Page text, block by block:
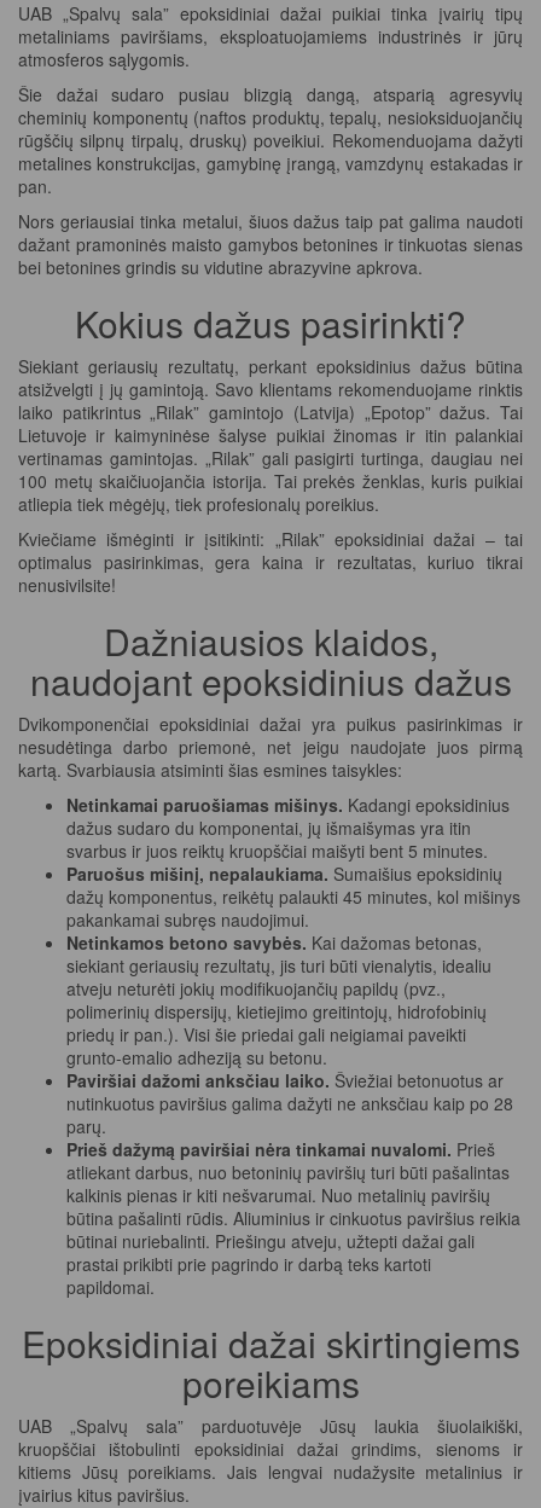
UAB „Spalvų sala” epoksidiniai dažai puikiai tinka įvairių tipų
metaliniams paviršiams, eksploatuojamiems industrinės ir jūrų
atmosferos sąlygomis.
Šie dažai sudaro pusiau blizgią dangą, atsparią agresyvių
cheminių komponentų (naftos produktų, tepalų, nesioksiduojančių
rūgščių silpnų tirpalų, druskų) poveikiui. Rekomenduojama dažyti
metalines konstrukcijas, gamybinę įrangą, vamzdynų estakadas ir
pan.
Nors geriausiai tinka metalui, šiuos dažus taip pat galima naudoti
dažant pramoninės maisto gamybos betonines ir tinkuotas sienas
bei betonines grindis su vidutine abrazyvine apkrova.
Kokius dažus pasirinkti?
Siekiant geriausių rezultatų, perkant epoksidinius dažus būtina
atsižvelgti į jų gamintoją. Savo klientams rekomenduojame rinktis
laiko patikrintus „Rilak” gamintojo (Latvija) „Epotop” dažus. Tai
Lietuvoje ir kaimyninėse šalyse puikiai žinomas ir itin palankiai
vertinamas gamintojas. „Rilak” gali pasigirti turtinga, daugiau nei
100 metų skaičiuojančia istorija. Tai prekės ženklas, kuris puikiai
atliepia tiek mėgėjų, tiek profesionalų poreikius.
Kviečiame išmėginti ir įsitikinti: „Rilak” epoksidiniai dažai – tai
optimalus pasirinkimas, gera kaina ir rezultatas, kuriuo tikrai
nenusivilsite!
Dažniausios klaidos,
naudojant epoksidinius dažus
Dvikomponenčiai epoksidiniai dažai yra puikus pasirinkimas ir
nesudėtinga darbo priemonė, net jeigu naudojate juos pirmą
kartą. Svarbiausia atsiminti šias esmines taisykles:
Netinkamai paruošiamas mišinys. Kadangi epoksidinius
dažus sudaro du komponentai, jų išmaišymas yra itin
svarbus ir juos reiktų kruopščiai maišyti bent 5 minutes.
Paruošus mišinį, nepalaukiama. Sumaišius epoksidinių
dažų komponentus, reikėtų palaukti 45 minutes, kol mišinys
pakankamai subręs naudojimui.
Netinkamos betono savybės. Kai dažomas betonas,
siekiant geriausių rezultatų, jis turi būti vienalytis, idealiu
atveju neturėti jokių modifikuojančių papildų (pvz.,
polimerinių dispersijų, kietiejimo greitintojų, hidrofobinių
priedų ir pan.). Visi šie priedai gali neigiamai paveikti
grunto-emalio adheziją su betonu.
Paviršiai dažomi anksčiau laiko. Šviežiai betonuotus ar
nutinkuotus paviršius galima dažyti ne anksčiau kaip po 28
parų.
Prieš dažymą paviršiai nėra tinkamai nuvalomi. Prieš
atliekant darbus, nuo betoninių paviršių turi būti pašalintas
kalkinis pienas ir kiti nešvarumai. Nuo metalinių paviršių
būtina pašalinti rūdis. Aliuminius ir cinkuotus paviršius reikia
būtinai nuriebalinti. Priešingu atveju, užtepti dažai gali
prastai prikibti prie pagrindo ir darbą teks kartoti
papildomai.
Epoksidiniai dažai skirtingiems
poreikiams
UAB „Spalvų sala” parduotuvėje Jūsų laukia šiuolaikiški,
kruopščiai ištobulinti epoksidiniai dažai grindims, sienoms ir
kitiems Jūsų poreikiams. Jais lengvai nudažysite metalinius ir
įvairius kitus paviršius.